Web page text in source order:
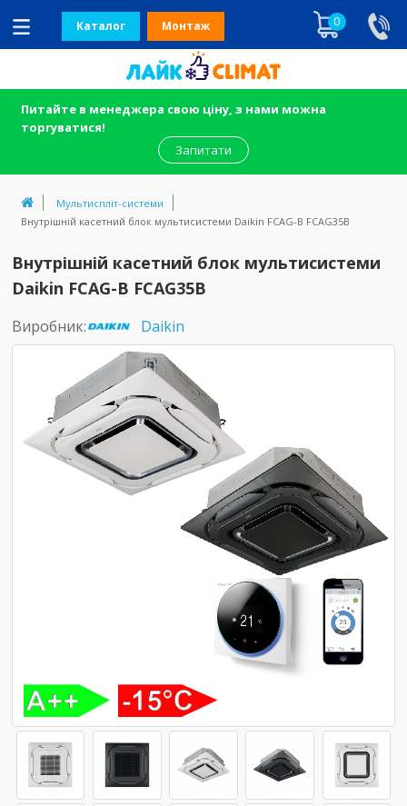
Каталог Монтаж 0
Питайте в менеджера свою ціну, з нами можна
торгуватися!
Запитати
Мультиспліт-системи
Внутрішній касетний блок мультисистеми Daikin FCAG-В FCAG35B
Внутрішній касетний блок мультисистеми
Daikin FCAG-В FCAG35B
Виробник: Daikin